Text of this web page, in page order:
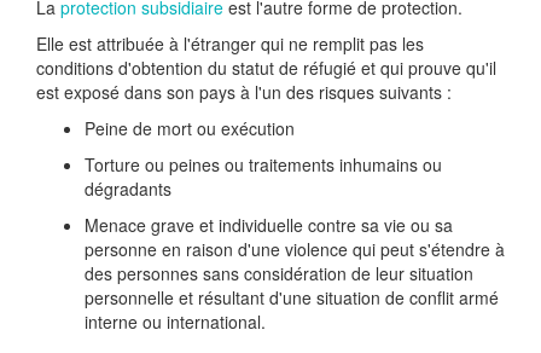
La protection subsidiaire est l'autre forme de protection.
Elle est attribuée à l'étranger qui ne remplit pas les
conditions d'obtention du statut de réfugié et qui prouve qu'il
est exposé dans son pays à l'un des risques suivants :
Peine de mort ou exécution
Torture ou peines ou traitements inhumains ou
dégradants
Menace grave et individuelle contre sa vie ou sa
personne en raison d'une violence qui peut s'étendre à
des personnes sans considération de leur situation
personnelle et résultant d'une situation de conflit armé
interne ou international.